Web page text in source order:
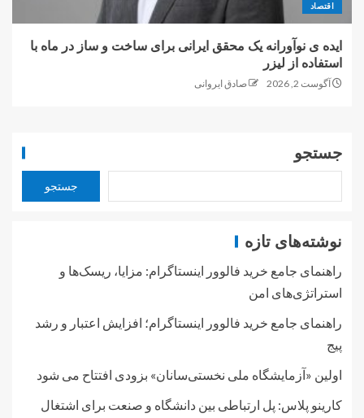
اقتصاد
ایده ی نوآورانه یک محقق ایرانی برای ساخت و ساز در ماه با
استفاده از لیزر
آگوست 2, 2026 صادق ایروانی
جستجو
جستجو
نوشته‌های تازه
راهنمای جامع خرید فالوور اینستاگرام: مزایا، ریسک‌ها و
استراتژی‌های امن
راهنمای جامع خرید فالوور اینستاگرام؛ افزایش اعتبار و رشد
پیج
اولین «آزمایشگاه ملی نخستی‌سانان» بزودی افتتاح می شود
کارینو پلاس: پل ارتباطی بین دانشگاه و صنعت برای اشتغال